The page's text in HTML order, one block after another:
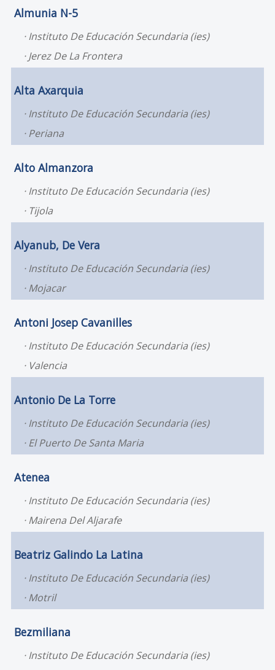
Almunia N-5
Instituto De Educación Secundaria (ies)
Jerez De La Frontera
Alta Axarquia
Instituto De Educación Secundaria (ies)
Periana
Alto Almanzora
Instituto De Educación Secundaria (ies)
Tijola
Alyanub, De Vera
Instituto De Educación Secundaria (ies)
Mojacar
Antoni Josep Cavanilles
Instituto De Educación Secundaria (ies)
Valencia
Antonio De La Torre
Instituto De Educación Secundaria (ies)
El Puerto De Santa Maria
Atenea
Instituto De Educación Secundaria (ies)
Mairena Del Aljarafe
Beatriz Galindo La Latina
Instituto De Educación Secundaria (ies)
Motril
Bezmiliana
Instituto De Educación Secundaria (ies)